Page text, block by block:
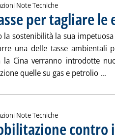
Note Tecniche
per tagliare le
la sostenibilità la sua
una delle tasse ambientali
Cina verranno introdotte
quelle su gas e petrolio ...
Note Tecniche
contro